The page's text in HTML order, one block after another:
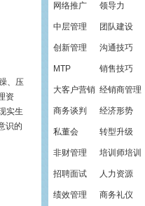
、压
资
实生
识的
网络推广 领导力
中层管理 团队建设
创新管理 沟通技巧
MTP 销售技巧
大客户营销 经销商管理
商务谈判 经济形势
私董会 转型升级
非财管理 培训师培训
招聘面试 人力资源
绩效管理 商务礼仪